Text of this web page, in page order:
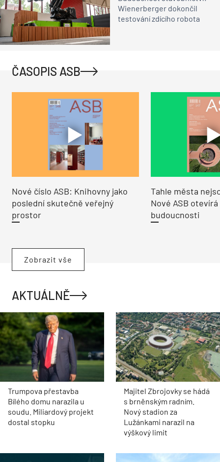
Wienerberger dokončil
testování zdícího robota
ČASOPIS ASB
Nové číslo ASB: Knihovny jako
poslední skutečně veřejný
prostor
Tahle města
Nové ASB
budoucnosti
Zobrazit vše
AKTUÁLNĚ
Trumpova přestavba
Bílého domu narazila u
soudu. Miliardový projekt
dostal stopku
Majitel Zbrojovky se hádá
s brněnským radním.
Nový stadion za
Lužánkami narazil na
výškový limit